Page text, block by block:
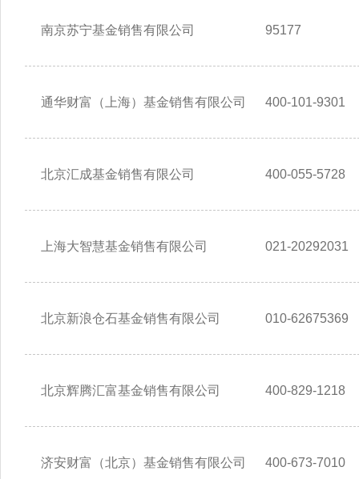
南京苏宁基金销售有限公司 95177
通华财富（上海）基金销售有限公司 400-101-9301
北京汇成基金销售有限公司 400-055-5728
上海大智慧基金销售有限公司 021-20292031
北京新浪仓石基金销售有限公司 010-62675369
北京辉腾汇富基金销售有限公司 400-829-1218
济安财富（北京）基金销售有限公司 400-673-7010